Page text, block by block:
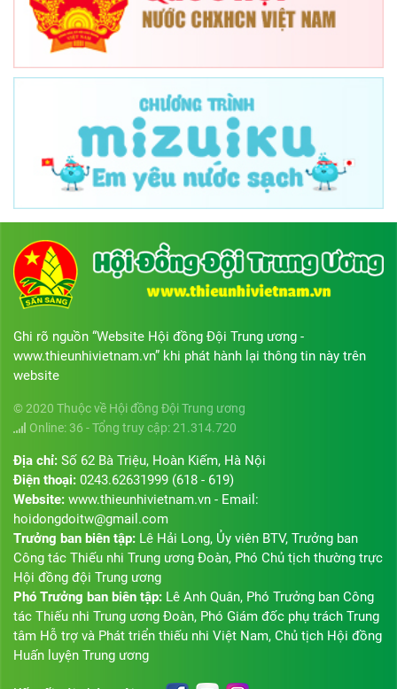
Ghi rõ nguồn “Website Hội đồng Đội Trung ương -
www.thieunhivietnam.vn” khi phát hành lại thông tin này trên
website
© 2020 Thuộc về Hội đồng Đội Trung ương
Online: 36 - Tổng truy cập: 21.314.720
Địa chỉ: Số 62 Bà Triệu, Hoàn Kiếm, Hà Nội
Điện thoại: 0243.62631999 (618 - 619)
Website: www.thieunhivietnam.vn - Email:
hoidongdoitw@gmail.com
Trưởng ban biên tập: Lê Hải Long, Ủy viên BTV, Trưởng ban
Công tác Thiếu nhi Trung ương Đoàn, Phó Chủ tịch thường trực
Hội đồng đội Trung ương
Phó Trưởng ban biên tập: Lê Anh Quân, Phó Trưởng ban Công
tác Thiếu nhi Trung ương Đoàn, Phó Giám đốc phụ trách Trung
tâm Hỗ trợ và Phát triển thiếu nhi Việt Nam, Chủ tịch Hội đồng
Huấn luyện Trung ương